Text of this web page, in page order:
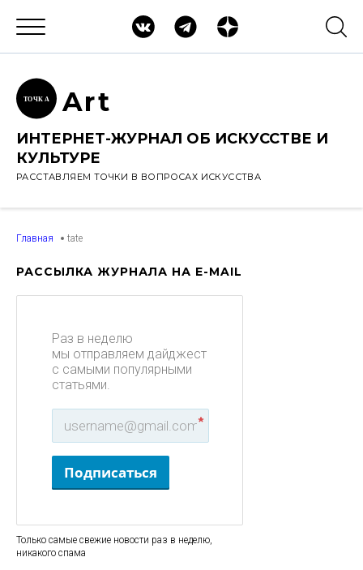
ТОЧК А Art
ИНТЕРНЕТ-ЖУРНАЛ ОБ ИСКУССТВЕ И
КУЛЬТУРЕ
РАССТАВЛЯЕМ ТОЧКИ В ВОПРОСАХ ИСКУССТВА
Главная tate
РАССЫЛКА ЖУРНАЛА НА E-MAIL
Раз в неделю
мы отправляем дайджест
с самыми популярными
статьями.
*
Подписаться
Только самые свежие новости раз в неделю,
никакого спама